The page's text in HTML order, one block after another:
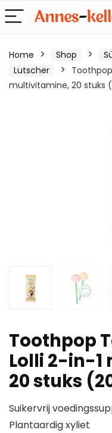
Home Shop
Lutscher
multivitamine, 20 stuks
Toothpop
Lolli 2-in-
20 stuks
Suikervrij
Plantaardig xyliet